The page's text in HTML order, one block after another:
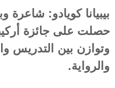
بيبيانا كويادو: شاعرة
وتوازن بين التدريس
والرواية.